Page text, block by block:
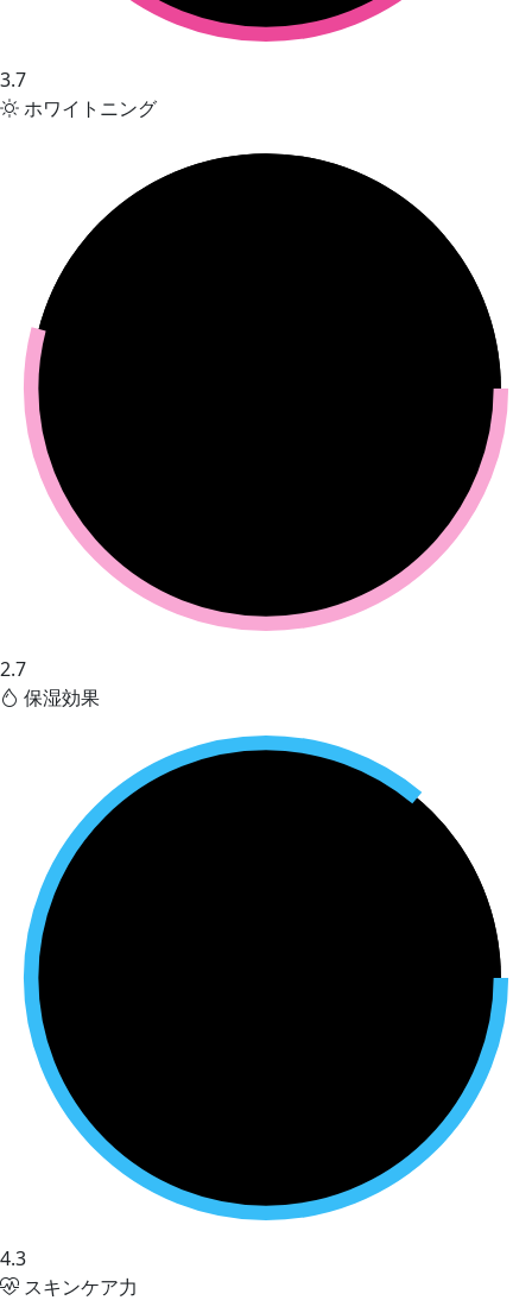
3.7
ホワイトニング
2.7
保湿効果
4.3
スキンケア力